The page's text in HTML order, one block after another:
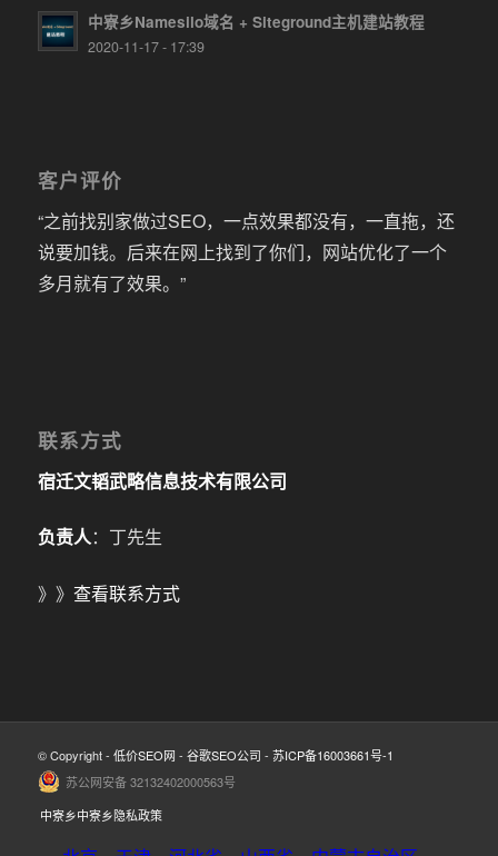
中寮乡Namesilo域名 + Siteground主机建站教程
2020-11-17 - 17:39
客户评价
“之前找别家做过SEO，一点效果都没有，一直拖，还
说要加钱。后来在网上找到了你们，网站优化了一个
多月就有了效果。”
联系方式
宿迁文韬武略信息技术有限公司
负责人：丁先生
》》 查看联系方式
© Copyright - 低价SEO网 - 谷歌SEO公司 - 苏ICP备16003661号-1
苏公网安备 32132402000563号
中寮乡中寮乡隐私政策